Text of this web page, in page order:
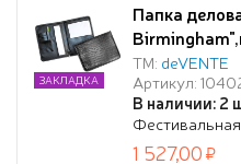
Папка
молнии,
ТМ: deVENTE
Артикул:
В наличии: 2
ЗАКЛАДКА
1 527,00